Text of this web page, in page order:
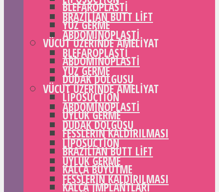
BLEFAROPLASTI
YÜZ GERME
VÜCUT ÜZERINDE AMELIYAT
ABDOMINOPLASTI
DUDAK DOLGUSU
LIPOSUCTION
UYLUK GERME
FESSLERIN KALDIRILMASI
BRAZILIAN BUTT LIFT
KALÇA BÜYÜTME
KALÇA IMPLANTLARI
BRAZILIAN BUTT LIFT
ABDOMINOPLASTI
BLEFAROPLASTI
YÜZ GERME
VÜCUT ÜZERINDE AMELIYAT
ABDOMINOPLASTI
DUDAK DOLGUSU
LIPOSUCTION
UYLUK GERME
FESSLERIN KALDIRILMASI